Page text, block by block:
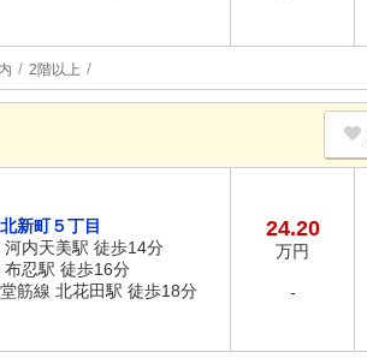
2階以上
新町５丁目
内天美駅 徒歩14分
忍駅 徒歩16分
筋線 北花田駅 徒歩18分
24.20
万円
-